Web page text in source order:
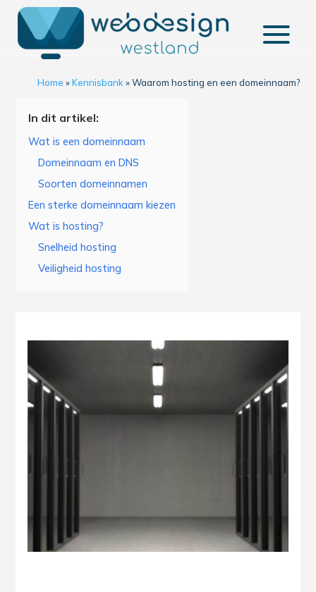
Home »Kennisbank »Waarom hosting en een domeinnaam?
In dit artikel:
Wat is een domeinnaam
Domeinnaam en DNS
Soorten domeinnamen
Een sterke domeinnaam kiezen
Wat is hosting?
Snelheid hosting
Veiligheid hosting